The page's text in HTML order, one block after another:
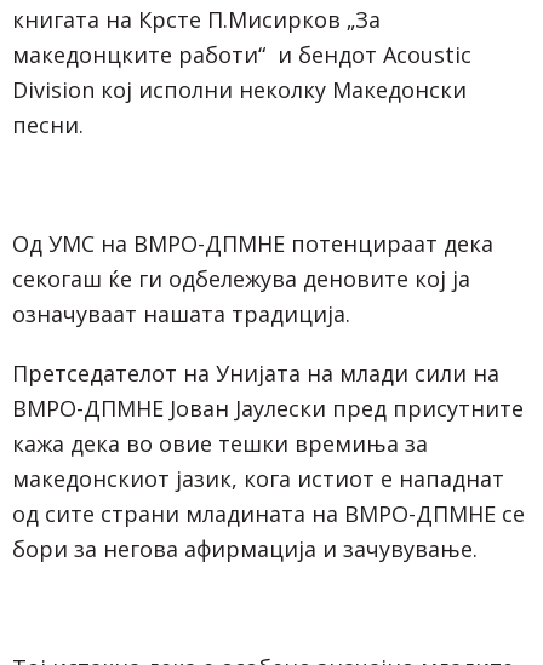
книгата на Крсте П.Мисирков „За
македонцките работи“ и бендот Acoustic
Division кој исполни неколку Македонски
песни.
Од УМС на ВМРО-ДПМНЕ потенцираат дека
секогаш ќе ги одбележува деновите кој ја
означуваат нашата традиција.
Претседателот на Унијата на млади сили на
ВМРО-ДПМНЕ Јован Јаулески пред присутните
кажа дека во овие тешки времиња за
македонскиот јазик, кога истиот е нападнат
од сите страни младината на ВМРО-ДПМНЕ се
бори за негова афирмација и зачувување.